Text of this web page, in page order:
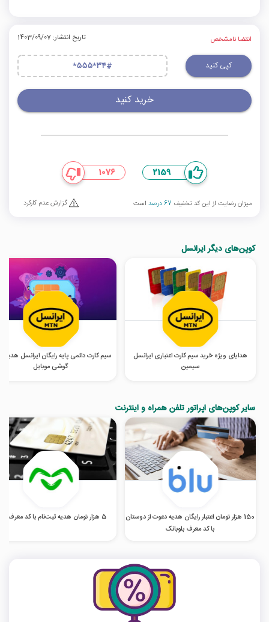
انقضا نامشخص تاریخ انتشار: 1403/09/07
کپی کنید *۵۵۵*۳۴#
خرید کنید
2159
1076
میزان رضایت از این کد تخفیف 67 درصد است گزارش عدم کارکرد
کوپن‌های دیگر ایرانسل
هدایای ویژه خرید سیم کارت اعتباری ایرانسل
سیمین
سیم‌ کارت دائمی پایه رایگان ایرانسل هدیه
گوشی موبایل
سایر کوپن‌های اپراتور تلفن همراه و اینترنت
150 هزار تومان اعتبار رایگان هدیه دعوت از دوستان
با کد معرف بلوبانک
5 هزار تومان هدیه ثبت‌نام با کد معرف اومو